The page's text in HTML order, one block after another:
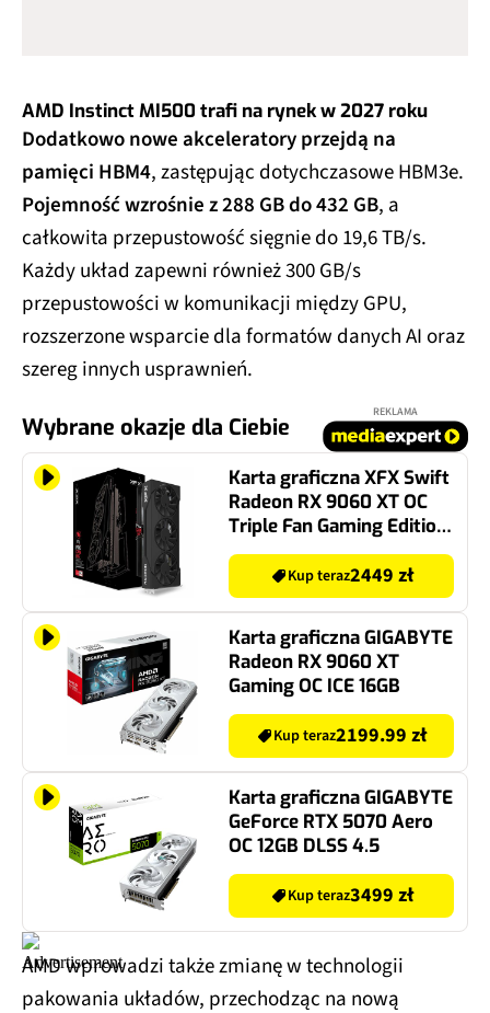
AMD Instinct MI500 trafi na rynek w 2027 roku
Dodatkowo nowe akceleratory przejdą na
pamięci HBM4, zastępując dotychczasowe HBM3e.
Pojemność wzrośnie z 288 GB do 432 GB, a
całkowita przepustowość sięgnie do 19,6 TB/s.
Każdy układ zapewni również 300 GB/s
przepustowości w komunikacji między GPU,
rozszerzone wsparcie dla formatów danych AI oraz
szereg innych usprawnień.
Wybrane okazje dla Ciebie
REKLAMA
Karta graficzna XFX Swift
Radeon RX 9060 XT OC
Triple Fan Gaming Edition
Kup teraz2449 zł
Karta graficzna GIGABYTE
Radeon RX 9060 XT
Gaming OC ICE 16GB
Kup teraz2199.99 zł
Karta graficzna GIGABYTE
GeForce RTX 5070 Aero
OC 12GB DLSS 4.5
Kup teraz3499 zł
AMD wprowadzi także zmianę w technologii
pakowania układów, przechodząc na nową